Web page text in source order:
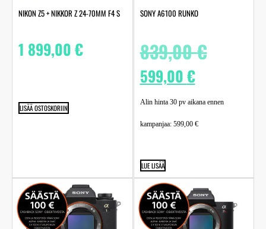
NIKON Z5 + NIKKOR Z 24-70MM F4 S
1 899,00€
LISÄÄ OSTOSKORIIN
SONY A6100 RUNKO
839,00€
599,00€
Alin hinta 30 pv aikana ennen
kampanjaa: 599,00 €
LUE LISÄÄ